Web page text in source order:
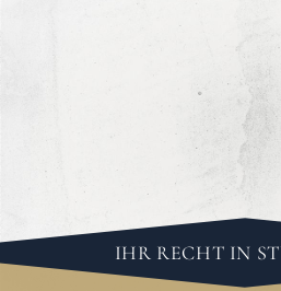
IHR RECHT IN